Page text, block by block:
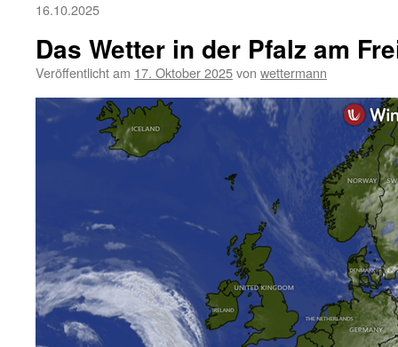
16.10.2025
Das Wetter in der Pfalz am
Veröffentlicht am 17. Oktober 2025von wettermann